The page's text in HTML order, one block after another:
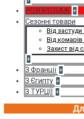
РОЗПРОДАЖ +
Сезонні товари
Від застуди
Від комарів
Захист від
+
З Франції +
З Єгипту +
З ТУРЦІЇ +